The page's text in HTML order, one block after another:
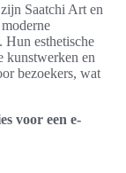
Saatchi Art en
Hun esthetische
kunstwerken en
bezoekers, wat
voor een e-